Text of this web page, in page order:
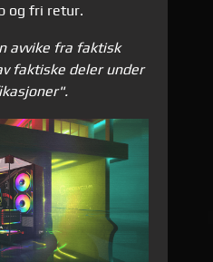
og fri retur.
avvike fra faktisk
faktiske deler under